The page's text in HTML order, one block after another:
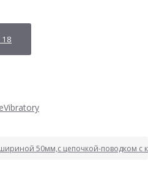
50мм,с цепочкой-поводком с